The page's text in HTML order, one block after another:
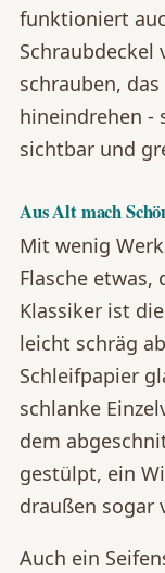
funktioniert
Schraubdeckel
schrauben,
hineindrehen -
sichtbar und
Aus Alt mach
Mit wenig
Flasche etwas,
Klassiker ist
leicht schräg
Schleifpapier
schlanke
dem
gestülpt, ein
draußen sogar
Auch ein